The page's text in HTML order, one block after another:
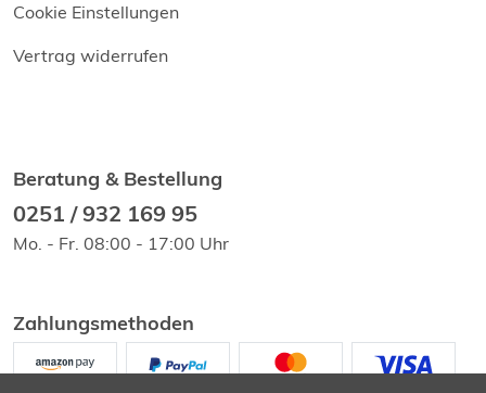
Cookie Einstellungen
Vertrag widerrufen
Beratung & Bestellung
0251 / 932 169 95
Mo. - Fr. 08:00 - 17:00 Uhr
Zahlungsmethoden